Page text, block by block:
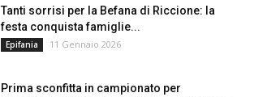
Tanti sorrisi per la Befana di Riccione: la
festa conquista famiglie...
Epifania 11 Gennaio 2026
Prima sconfitta in campionato per